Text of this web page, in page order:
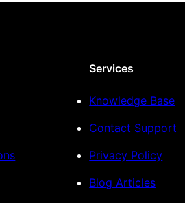
Services
Knowledge Base
Contact Support
Privacy Policy
Blog Articles